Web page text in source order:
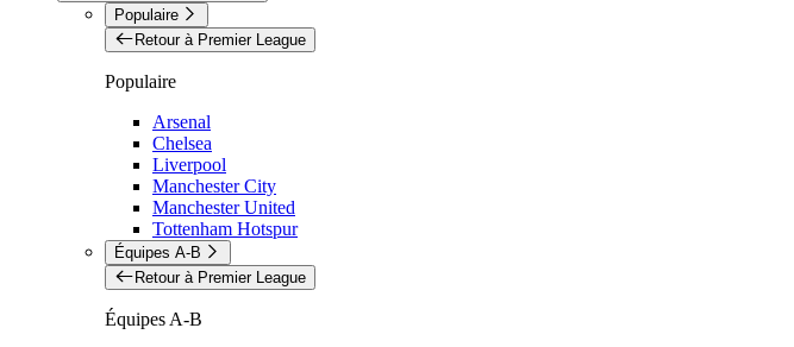
Populaire
Retour à Premier League
Populaire
Arsenal
Chelsea
Liverpool
Manchester City
Manchester United
Tottenham Hotspur
Équipes A-B
Retour à Premier League
Équipes A-B